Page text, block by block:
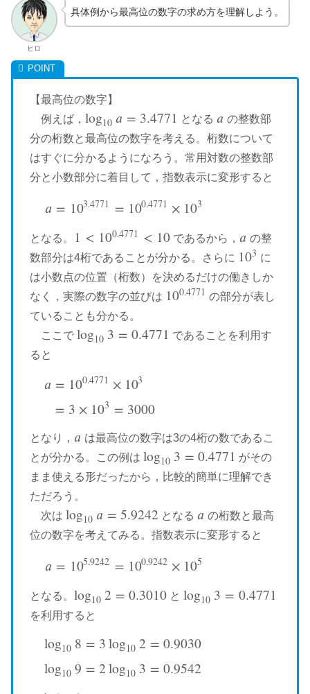
ヒロ
具体例から最高位の数字の求め方を理解しよう。
【最高位の数字】
例えば， log10 𝑎 = 3.4771
log10 a= 3.4771 となる𝑎
a の整数部
分の桁数と最高位の数字を考える。桁数について
はすぐに分かるようになろう。常用対数の整数部
分と小数部分に着目して，指数表示に変形すると
𝑎 = 103.4771 = 100.4771 × 103
a =10 3.4771 10 0.4771× 103
となる。 1 < 100.4771 < 10
1 <10 0.4771 < 10 であるから，𝑎
a の整
数部分は4桁であることが分かる。さらに 103
103 に
は小数点の位置（桁数）を決めるだけの働きしか
なく，実際の数字の並びは 100.4771
100.4771の部分が表し
ていることも分かる。
ここで log10 3 = 0.4771
log10 3= 0.4771
であることを利用す
ると
𝑎 = 100.4771 × 103
= 3 × 103 = 3000
となり， 𝑎
a は最高位の数字は3の4桁の数であるこ
とが分かる。この例は log10 3 = 0.4771
log10 3= 0.4771
がその
まま使える形だったから，比較的簡単に理解でき
ただろう。
次は log10 𝑎 = 5.9242
log10 a= 5.9242 となる𝑎
a の桁数と最高
位の数字を考えてみる。指数表示に変形すると
𝑎 = 105.9242 = 100.9242 × 105
a =10 5.9242= 10 0.9242×105
となる。 log10 2 = 0.3010
log10 2= 0.3010 と log10 3 = 0.4771
log10 3= 0.4771
を利用すると
log10 8 = 3log10 2 = 0.9030
log10 9 = 2log10 3 = 0.9542